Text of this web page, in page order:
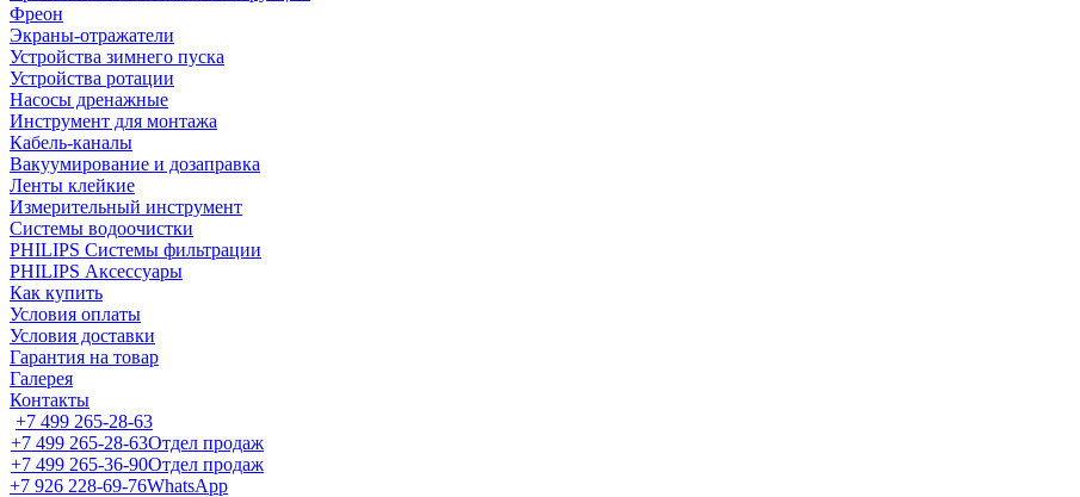
Фреон
Экраны-отражатели
Устройства зимнего пуска
Устройства ротации
Насосы дренажные
Инструмент для монтажа
Кабель-каналы
Вакуумирование и дозаправка
Ленты клейкие
Измерительный инструмент
Системы водоочистки
PHILIPS Системы фильтрации
PHILIPS Аксессуары
Как купить
Условия оплаты
Условия доставки
Гарантия на товар
Галерея
Контакты
+7 499 265-28-63
+7 499 265-28-63Отдел продаж
+7 499 265-36-90Отдел продаж
+7 926 228-69-76WhatsApp